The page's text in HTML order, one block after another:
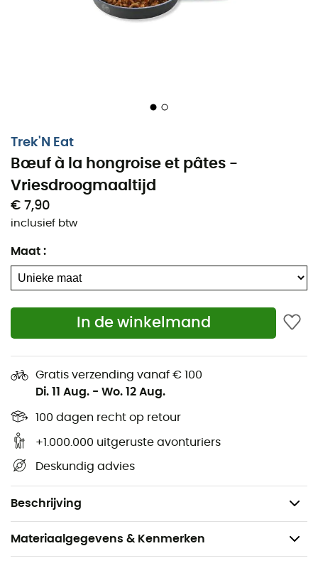
Trek'N Eat
Bœuf à la hongroise et pâtes -
Vriesdroogmaaltijd
€ 7,90
inclusief btw
Maat :
In de winkelmand
Gratis verzending vanaf € 100
Di. 11 Aug. - Wo. 12 Aug.
100 dagen recht op retour
+1.000.000 uitgeruste avonturiers
Deskundig advies
Beschrijving
eindigt het nu op uw bord. Snel en eenvoudig te
bereiden, het zal u verzadigen en de vermoeide
wandelaar nieuwe energie geven na lange uren
wandelen. Om het te bereiden, hoeft u alleen maar
water in de zak te gieten en u kunt genieten!
Na toevoeging van water: 680 g
Materiaalgegevens & Kenmerken